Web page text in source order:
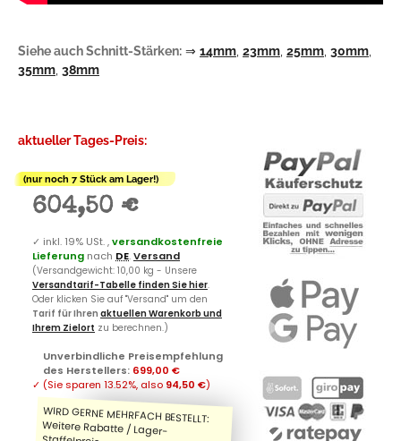
Siehe auch Schnitt-Stärken: ⇒ 14mm, 23mm, 25mm, 30mm,
35mm, 38mm
aktueller Tages-Preis:
(nur noch 7 Stück am Lager!)
604,50 €
✓ inkl. 19% USt. ,versandkostenfreie
Lieferung nach DE.Versand
(Versandgewicht: 10,00 kg - Unsere
Versandtarif-Tabelle finden Sie hier.
Oder klicken Sie auf "Versand" um den
Tarif für Ihren aktuellen Warenkorb und
Ihrem Zielort zu berechnen.)
Unverbindliche Preisempfehlung
des Herstellers: 699,00 €
✓ (Sie sparen 13.52%, also 94,50 €)